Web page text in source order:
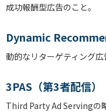
成功報酬型広告のこと。
Dynamic
動的なリターゲティング広
3PAS（第3者配信）
Third Party Ad Servingの